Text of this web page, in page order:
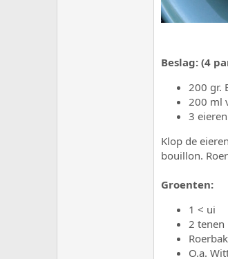
Beslag: (4
200 gr.
200 ml
3 eieren
Klop de
bouillon.
Groenten:
1 < ui
2
O.a.